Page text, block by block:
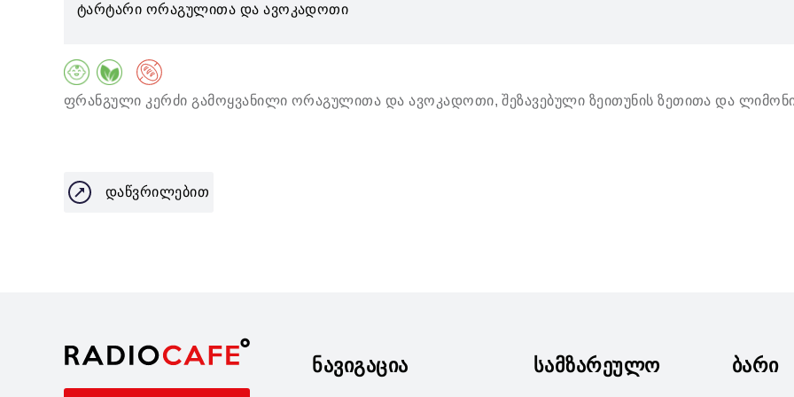
ტარტარი ორაგულითა და ავოკადოთი
ფრანგული კერძი გამოყვანილი ორაგულითა და ავოკადოთი, შეზავებული ზეითუნის ზეთითა და
დაწვრილებით
ნავიგაცია სამზარეულო ბარი